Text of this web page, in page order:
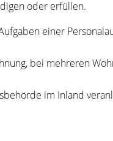
oder erfüllen.
einer
bei mehreren
im Inland